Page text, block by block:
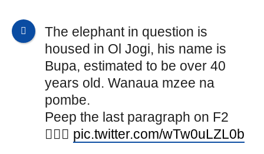
The elephant in question is
housed in Ol Jogi, his name is
Bupa, estimated to be over 40
years old. Wanaua mzee na
pombe.
Peep the last paragraph on F2
🤦🏾‍♂️ pic.twitter.com/wTw0uLZL0b